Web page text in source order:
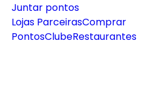
Juntar pontos
Lojas ParceirasComprar
PontosClubeRestaurantes